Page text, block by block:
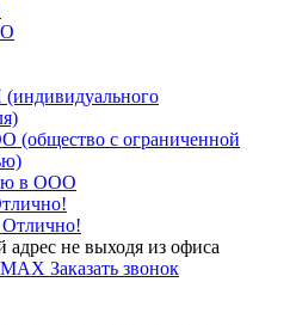
(общество с ограниченной
в ООО
не выходя из офиса
Заказать звонок